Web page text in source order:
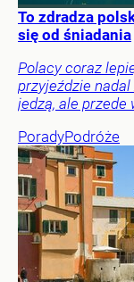
To zdradza
się od śniadania
Polacy coraz
przyjeździe nadal
jedzą, ale przede
PoradyPodróże